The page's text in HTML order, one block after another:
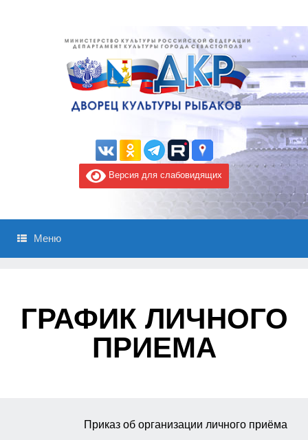
Версия для слабовидящих
Меню
ГРАФИК ЛИЧНОГО
ПРИЕМА
Приказ об организации личного приёма